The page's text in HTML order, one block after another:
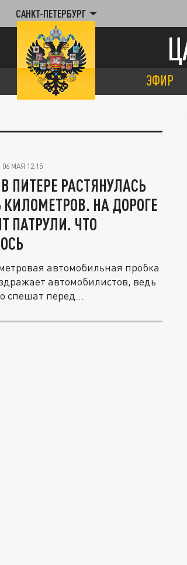
САНКТ-ПЕТЕРБУРГ
ЭФИР
06 МАЯ 12:15
ПИТЕРЕ РАСТЯНУЛАСЬ
КИЛОМЕТРОВ. НА ДОРОГЕ
ПАТРУЛИ. ЧТО
автомобильная пробка
автомобилистов, ведь
спешат перед...